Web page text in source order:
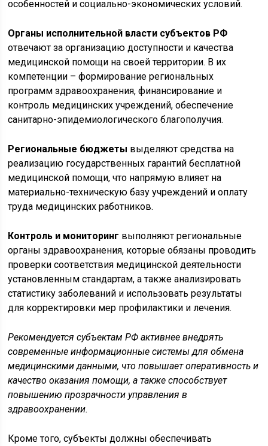
особенностей и социально-экономических условий.
Органы исполнительной власти субъектов РФ
отвечают за организацию доступности и качества
медицинской помощи на своей территории. В их
компетенции – формирование региональных
программ здравоохранения, финансирование и
контроль медицинских учреждений, обеспечение
санитарно-эпидемиологического благополучия.
Региональные бюджеты выделяют средства на
реализацию государственных гарантий бесплатной
медицинской помощи, что напрямую влияет на
материально-техническую базу учреждений и оплату
труда медицинских работников.
Контроль и мониторинг выполняют региональные
органы здравоохранения, которые обязаны проводить
проверки соответствия медицинской деятельности
установленным стандартам, а также анализировать
статистику заболеваний и использовать результаты
для корректировки мер профилактики и лечения.
Рекомендуется субъектам РФ активнее внедрять
современные информационные системы для обмена
медицинскими данными, что повышает оперативность и
качество оказания помощи, а также способствует
повышению прозрачности управления в
здравоохранении.
Кроме того, субъекты должны обеспечивать